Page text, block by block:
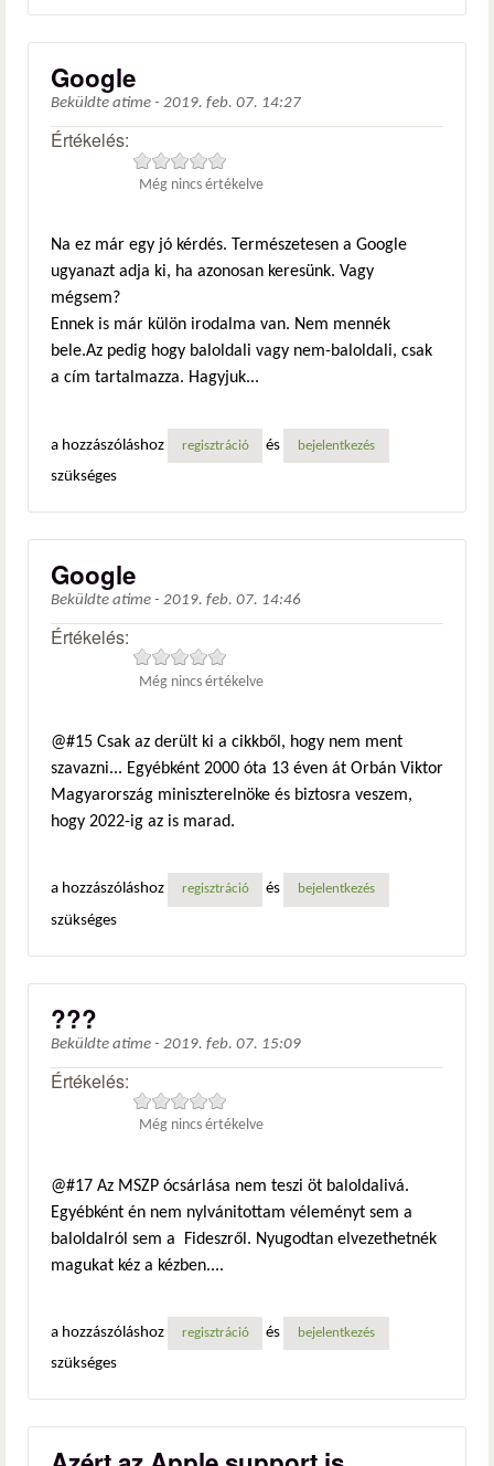
Google
Beküldte atime - 2019. feb. 07. 14:27
Értékelés:
Még nincs értékelve
Na ez már egy jó kérdés. Természetesen a Google
ugyanazt adja ki, ha azonosan keresünk. Vagy
mégsem?
Ennek is már külön irodalma van. Nem mennék
bele.Az pedig hogy baloldali vagy nem-baloldali, csak
a cím tartalmazza. Hagyjuk...
a hozzászóláshoz regisztráció és bejelentkezés
szükséges
Google
Beküldte atime - 2019. feb. 07. 14:46
Értékelés:
Még nincs értékelve
@#15 Csak az derült ki a cikkből, hogy nem ment
szavazni... Egyébként 2000 óta 13 éven át Orbán Viktor
Magyarország miniszterelnöke és biztosra veszem,
hogy 2022-ig az is marad.
a hozzászóláshoz regisztráció és bejelentkezés
szükséges
???
Beküldte atime - 2019. feb. 07. 15:09
Értékelés:
Még nincs értékelve
@#17 Az MSZP ócsárlása nem teszi öt baloldalivá.
Egyébként én nem nylvánitottam véleményt sem a
baloldalról sem a Fideszről. Nyugodtan elvezethetnék
magukat kéz a kézben....
a hozzászóláshoz regisztráció és bejelentkezés
szükséges